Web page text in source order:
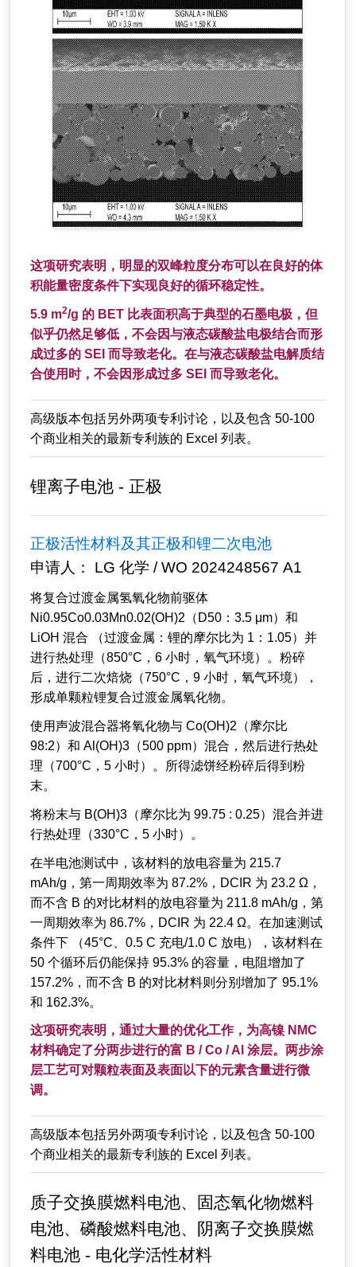
这项研究表明，明显的双峰粒度分布可以在良好的体
积能量密度条件下实现良好的循环稳定性。
5.9 m2/g 的 BET 比表面积高于典型的石墨电极，但
似乎仍然足够低，不会因与液态碳酸盐电极结合而形
成过多的 SEI 而导致老化。在与液态碳酸盐电解质结
合使用时，不会因形成过多 SEI 而导致老化。
高级版本包括另外两项专利讨论，以及包含 50-100
个商业相关的最新专利族的 Excel 列表。
锂离子电池 - 正极
正极活性材料及其正极和锂二次电池
申请人： LG 化学 / WO 2024248567 A1
将复合过渡金属氢氧化物前驱体
Ni0.95Co0.03Mn0.02(OH)2（D50：3.5 μm）和
LiOH 混合 （过渡金属：锂的摩尔比为 1：1.05）并
进行热处理（850°C，6 小时，氧气环境）。粉碎
后，进行二次焙烧（750°C，9 小时，氧气环境），
形成单颗粒锂复合过渡金属氧化物。
使用声波混合器将氧化物与 Co(OH)2（摩尔比
98:2）和 Al(OH)3（500 ppm）混合，然后进行热处
理（700°C，5 小时）。所得滤饼经粉碎后得到粉
末。
将粉末与 B(OH)3（摩尔比为 99.75 : 0.25）混合并进
行热处理（330°C，5 小时）。
在半电池测试中，该材料的放电容量为 215.7
mAh/g，第一周期效率为 87.2%，DCIR 为 23.2 Ω，
而不含 B 的对比材料的放电容量为 211.8 mAh/g，第
一周期效率为 86.7%，DCIR 为 22.4 Ω。在加速测试
条件下 （45°C、0.5 C 充电/1.0 C 放电），该材料在
50 个循环后仍能保持 95.3% 的容量，电阻增加了
157.2%，而不含 B 的对比材料则分别增加了 95.1%
和 162.3%。
这项研究表明，通过大量的优化工作，为高镍 NMC
材料确定了分两步进行的富 B / Co / Al 涂层。两步涂
层工艺可对颗粒表面及表面以下的元素含量进行微
调。
高级版本包括另外两项专利讨论，以及包含 50-100
个商业相关的最新专利族的 Excel 列表。
质子交换膜燃料电池、固态氧化物燃料
电池、磷酸燃料电池、阴离子交换膜燃
料电池 - 电化学活性材料